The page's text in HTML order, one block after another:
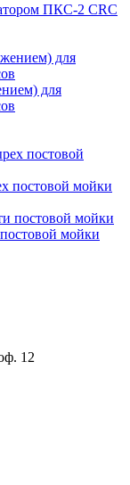
ПКС-2 CRC
для
постовой мойки
мойки
12